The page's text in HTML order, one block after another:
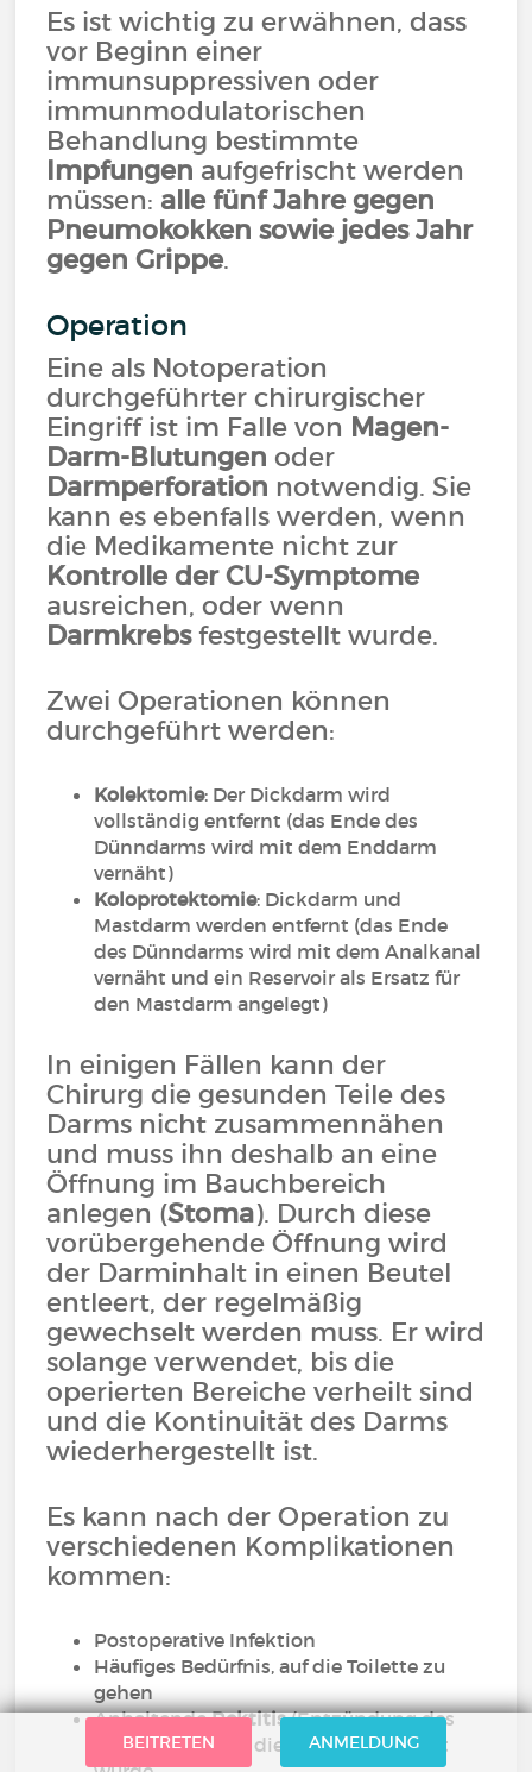
Es ist wichtig zu erwähnen, dass
vor Beginn einer
immunsuppressiven oder
immunmodulatorischen
Behandlung bestimmte
Impfungen aufgefrischt werden
müssen: alle fünf Jahre gegen
Pneumokokken sowie jedes Jahr
gegen Grippe.
Operation
Eine als Notoperation
durchgeführter chirurgischer
Eingriff ist im Falle von Magen-
Darm-Blutungen oder
Darmperforation notwendig. Sie
kann es ebenfalls werden, wenn
die Medikamente nicht zur
Kontrolle der CU-Symptome
ausreichen, oder wenn
Darmkrebsfestgestellt wurde.
Zwei Operationen können
durchgeführt werden:
Kolektomie: Der Dickdarm wird
vollständig entfernt (das Ende des
Dünndarms wird mit dem Enddarm
vernäht)
Koloprotektomie: Dickdarm und
Mastdarm werden entfernt (das Ende
des Dünndarms wird mit dem Analkanal
vernäht und ein Reservoir als Ersatz für
den Mastdarm angelegt)
In einigen Fällen kann der
Chirurg die gesunden Teile des
Darms nicht zusammennähen
und muss ihn deshalb an eine
Öffnung im Bauchbereich
anlegen (Stoma). Durch diese
vorübergehende Öffnung wird
der Darminhalt in einen Beutel
entleert, der regelmäßig
gewechselt werden muss. Er wird
solange verwendet, bis die
operierten Bereiche verheilt sind
und die Kontinuität des Darms
wiederhergestellt ist.
Es kann nach der Operation zu
verschiedenen Komplikationen
kommen:
Postoperative Infektion
Häufiges Bedürfnis, auf die Toilette zu
gehen
AnhaltendeRektitis(Entzündung des
Rektums), wenn dieser nicht entfernt
BEITRETEN ANMELDUNG